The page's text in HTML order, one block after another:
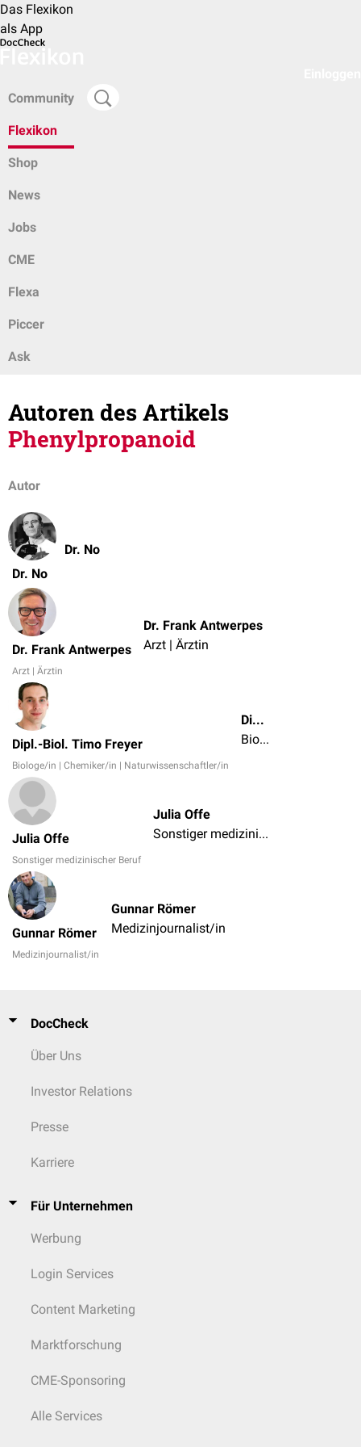
Das Flexikon
als App
Community
Flexikon
Shop
News
Jobs
CME
Flexa
Piccer
Ask
Autoren des Artikels
Phenylpropanoid
Autor
Dr. No
Dr. No
Dr. Frank Antwerpes
Arzt | Ärztin
Dr. Frank Antwerpes
Arzt | Ärztin
Dipl.-Biol. Timo Freyer
Biologe/in | Chemiker/in | Naturwissenschaftler/in
Dipl.-Biol. Timo Freyer
Biologe/in | Chemiker/in | Naturwissenschaftler/in
Julia Offe
Sonstiger medizinischer Beruf
Julia Offe
Sonstiger medizinischer Beruf
Gunnar Römer
Medizinjournalist/in
Gunnar Römer
Medizinjournalist/in
DocCheck
Über Uns
Investor Relations
Presse
Karriere
Für Unternehmen
Werbung
Login Services
Content Marketing
Marktforschung
CME-Sponsoring
Alle Services